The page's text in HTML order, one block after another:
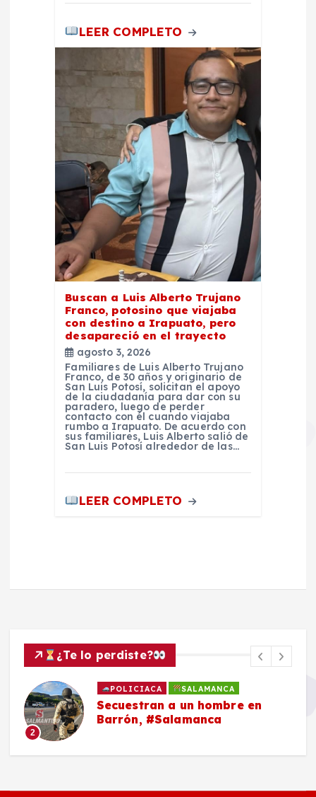
LEER COMPLETO
Buscan a Luis Alberto Trujano
Franco, potosino que viajaba
con destino a Irapuato, pero
desapareció en el trayecto
agosto 3, 2026
Familiares de Luis Alberto Trujano
Franco, de 30 años y originario de
San Luis Potosí, solicitan el apoyo
de la ciudadanía para dar con su
paradero, luego de perder
contacto con él cuando viajaba
rumbo a Irapuato. De acuerdo con
sus familiares, Luis Alberto salió de
San Luis Potosí alrededor de las…
LEER COMPLETO
¿Te lo perdiste?
2
POLICIACA SALAMANCA
Secuestran a un hombre en
Barrón, #Salamanca